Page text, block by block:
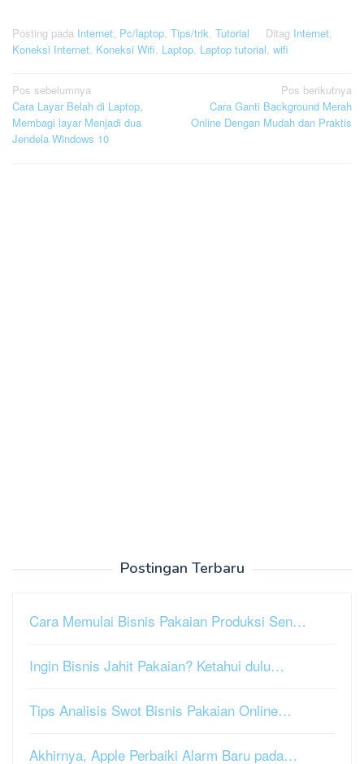
Posting pada Internet Pc/laptop Tips/trik Tutorial Ditag Internet
Koneksi Internet Koneksi Wifi Laptop Laptop tutorial wifi
Navigasi
pos
Pos sebelumnya
Cara Layar Belah di Laptop,
Membagi layar Menjadi dua
Jendela Windows 10
Pos berikutnya
Cara Ganti Background Merah
Online Dengan Mudah dan Praktis
Postingan Terbaru
Cara Memulai Bisnis Pakaian Produksi Sen…
Ingin Bisnis Jahit Pakaian? Ketahui dulu…
Tips Analisis Swot Bisnis Pakaian Online…
Akhirnya, Apple Perbaiki Alarm Baru pada…